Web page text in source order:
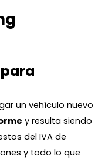
un vehículo nuevo
y resulta siendo
del IVA de
y todo lo que